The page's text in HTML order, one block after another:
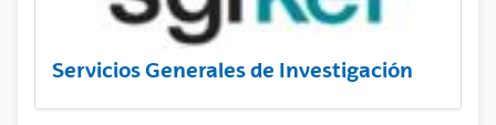
Servicios Generales de Investigación